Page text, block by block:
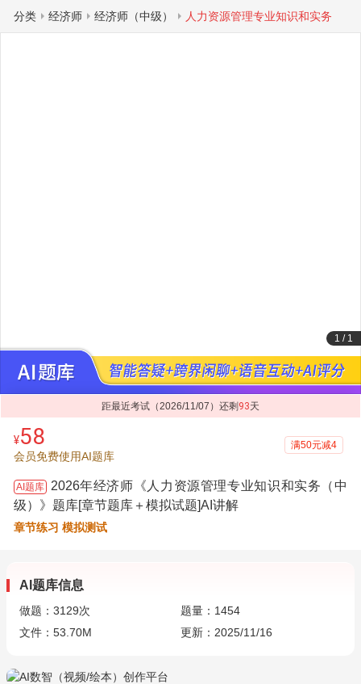
分类 经济师 经济师（中级） 人力资源管理专业知识和实务
1 / 1
距最近考试（2026/11/07）还剩 93天
¥58
会员免费使用AI题库
满50元减4
AI题库
2026年经济师《人力资源管理专业知识和实务（中
级）》题库[章节题库＋模拟试题]AI讲解
章节练习 模拟测试
AI题库信息
做题： 3129次
题量：1454
文件：53.70M
更新：2025/11/16